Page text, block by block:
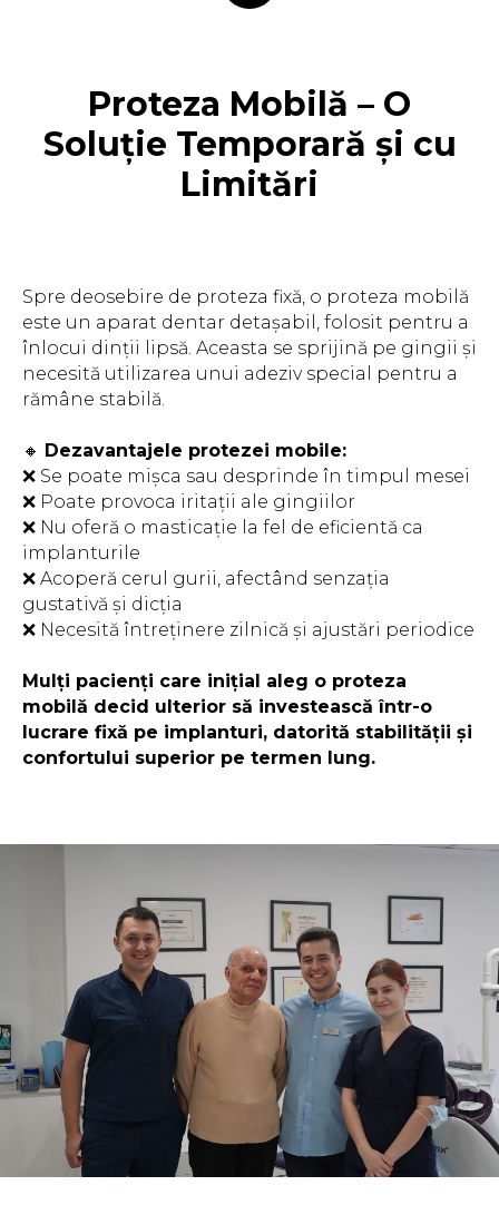
Proteza Mobilă – O
Soluție Temporară și cu
Limitări
Spre deosebire de proteza fixă, o proteza mobilă
este un aparat dentar detașabil, folosit pentru a
înlocui dinții lipsă. Aceasta se sprijină pe gingii și
necesită utilizarea unui adeziv special pentru a
rămâne stabilă.
🔸 Dezavantajele protezei mobile:
❌ Se poate mișca sau desprinde în timpul mesei
❌ Poate provoca iritații ale gingiilor
❌ Nu oferă o masticație la fel de eficientă ca
implanturile
❌ Acoperă cerul gurii, afectând senzația
gustativă și dicția
❌ Necesită întreținere zilnică și ajustări periodice
Mulți pacienți care inițial aleg o proteza
mobilă decid ulterior să investească într-o
lucrare fixă pe implanturi, datorită stabilității și
confortului superior pe termen lung.